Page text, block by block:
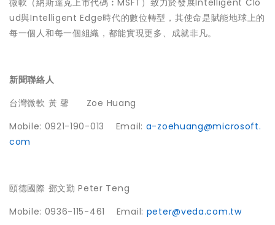
微軟（納斯達克上市代碼︰MSFT）致力於發展Intelligent Clo
ud與Intelligent Edge時代的數位轉型，其使命是賦能地球上的
每一個人和每一個組織，都能實現更多、成就非凡。
新聞聯絡人
台灣微軟 黃 馨 Zoe Huang
Mobile: 0921-190-013 Email: a-zoehuang@microsoft.
com
頤德國際 鄧文勤 Peter Teng
Mobile: 0936-115-461 Email: peter@veda.com.tw